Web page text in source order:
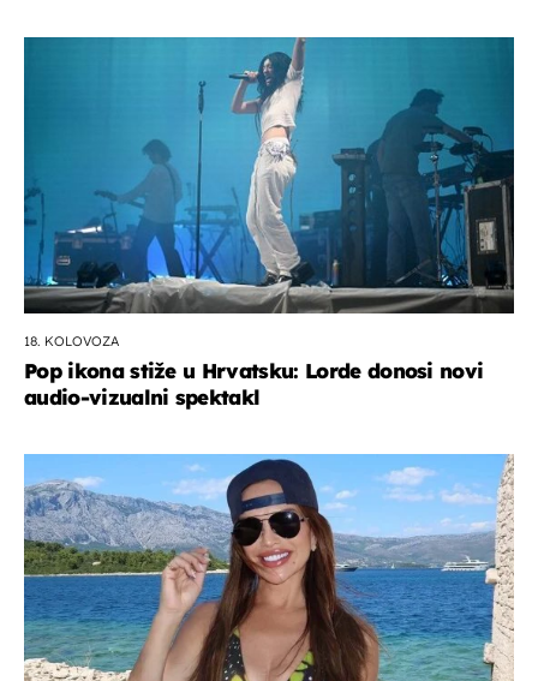
18. KOLOVOZA
Pop ikona stiže u Hrvatsku: Lorde donosi novi
audio-vizualni spektakl